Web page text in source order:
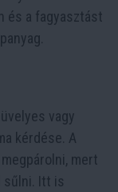
és a fagyasztást
vagy
kérdése. A
mert
sűlni. Itt is